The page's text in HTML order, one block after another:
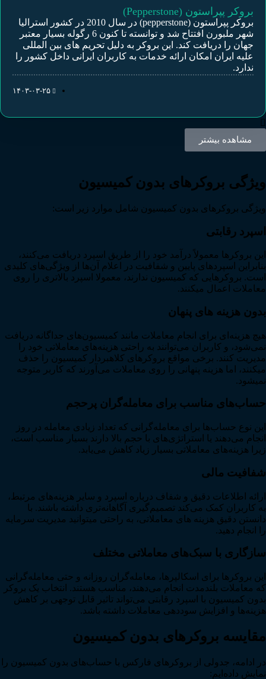
بروکر پپراستون (Pepperstone)
بروکر پپراستون (pepperstone) در سال 2010 در کشور استرالیا
شهر ملبورن افتتاح شد و توانسته تا کنون 6 رگوله بسیار معتبر
جهان را دریافت کند. این بروکر به دلیل تحریم های بین المللی
علیه ایران امکان ارائه خدمات به کاربران ایرانی داخل کشور را
ندارد.
۱۴۰۳-۰۳-۲۵
مشاهده بیشتر
ویژگی بروکرهای بدون کمیسیون
ویژگی بروکرهای بدون کمیسیون شامل موارد زیر است:
اسپرد رقابتی
این بروکرها معمولاً درآمد خود را از طریق اسپرد دریافت می‌کنند،
بنابراین اسپردهای پایین و شفافیت در اعلام آن‌ها از ویژگی‌های کلیدی
است. بروکرهایی که کمیسیون ندارند، معمولا اسپرد بالاتری را روی
معاملات اعمال میکنند.
بدون هزینه های پنهان
هیچ هزینه‌ای برای انجام معاملات مانند کمیسیون‌های جداگانه دریافت
نمی‌شود، و کاربران می‌توانند به راحتی هزینه‌های معاملاتی خود را
مدیریت کنند. برخی مواقع بروکرهای کلاهبردار کمیسیون را حذف
میکنند، اما هزینه پنهانی را روی معاملات می‌آورند که کاربر متوجه
نمیشود.
حساب‌های مناسب برای معامله‌گران پرحجم
این نوع حساب‌ها برای معامله‌گرانی که تعداد زیادی معامله در روز
انجام می‌دهند یا استراتژی‌های با حجم بالا دارند بسیار مناسب است،
زیرا هزینه‌های معاملاتی بسیار زیاد کاهش می‌یابد.
شفافیت مالی
ارائه اطلاعات دقیق و شفاف درباره اسپرد و سایر هزینه‌های مرتبط،
به کاربران کمک می‌کند تصمیم‌گیری آگاهانه‌تری داشته باشند. با
دانستن دقیق هزینه های معاملاتی، به راحتی میتوانید مدیریت سرمایه
را انجام دهید.
سازگاری با سبک‌های معاملاتی مختلف
این بروکرها برای اسکالپرها، معامله‌گران روزانه و حتی معامله‌گرانی
که معاملات بلندمدت انجام می‌دهند، مناسب هستند. انتخاب یک بروکر
بدون کمیسیون با اسپرد رقابتی می‌تواند تاثیر قابل توجهی بر کاهش
هزینه‌ها و افزایش سوددهی معاملات داشته باشد.
مقایسه بروکرهای بدون کمیسیون
در ادامه، جدولی از بروکرهای فارکس با حساب‌های بدون کمیسیون را
نمایش داده‌ایم: